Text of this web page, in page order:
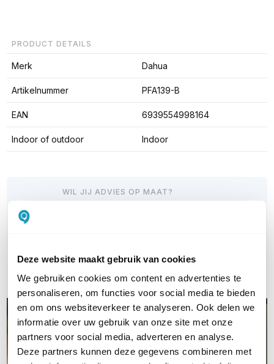
Deze website maakt gebruik van cookies
We gebruiken cookies om content en advertenties te
personaliseren, om functies voor social media te bieden
en om ons websiteverkeer te analyseren. Ook delen we
informatie over uw gebruik van onze site met onze
partners voor social media, adverteren en analyse.
Deze partners kunnen deze gegevens combineren met
PRODUCT DETAILS
Merk Dahua
Artikelnummer PFA139-B
EAN 6939554998164
Indoor of outdoor Indoor
WIL JIJ ADVIES OP MAAT?